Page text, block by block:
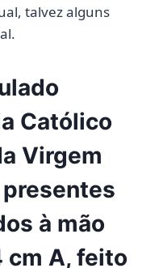
talvez alguns
Católico
Virgem
à mão
cm A, feito